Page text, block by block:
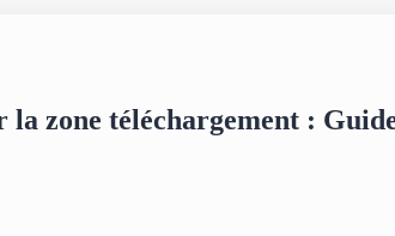
la zone téléchargement :